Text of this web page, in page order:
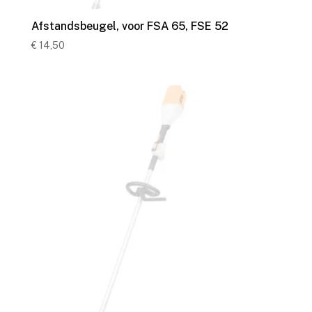
Afstandsbeugel, voor FSA 65, FSE 52
€ 14,50